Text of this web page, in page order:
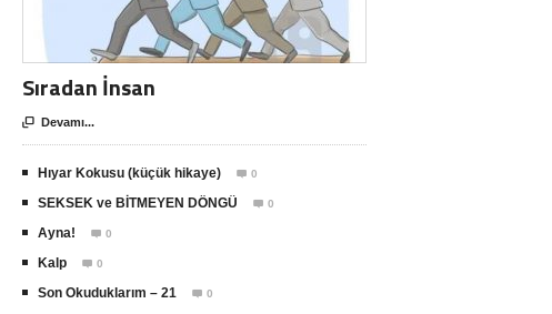
Sıradan İnsan
 Devamı...
Hıyar Kokusu (küçük hikaye)  0
SEKSEK ve BİTMEYEN DÖNGÜ  0
Ayna!  0
Kalp  0
Son Okuduklarım – 21  0